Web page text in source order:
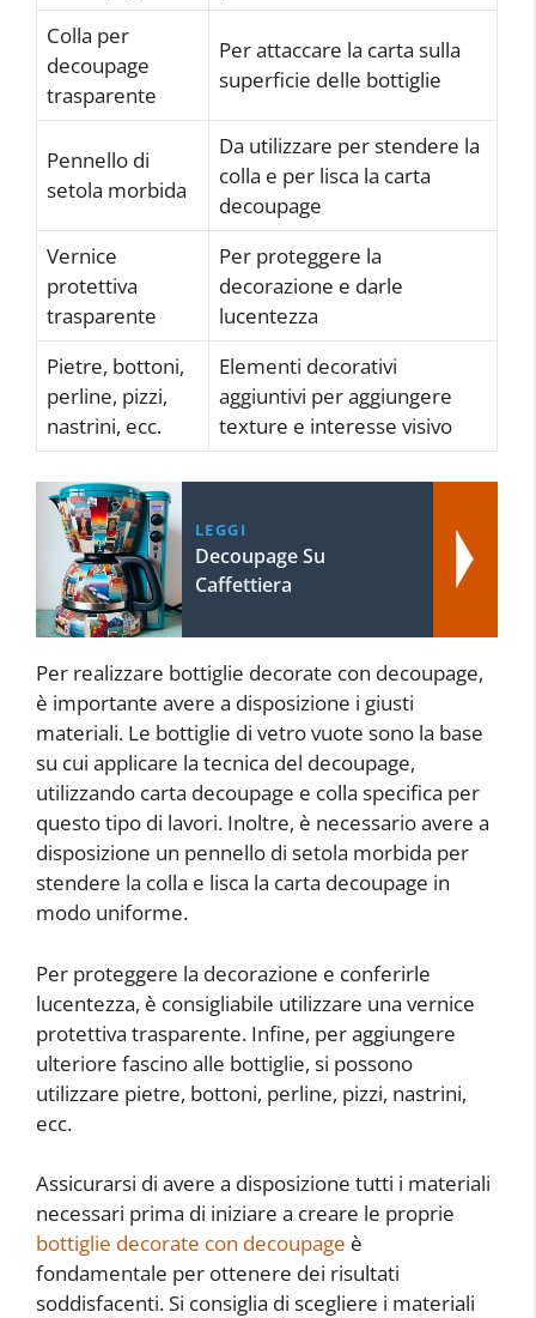
Colla per
decoupage
trasparente
Per attaccare la carta sulla
superficie delle bottiglie
Pennello di
setola morbida
Da utilizzare per stendere la
colla e per lisca la carta
decoupage
Vernice
protettiva
trasparente
Per proteggere la
decorazione e darle
lucentezza
Pietre, bottoni,
perline, pizzi,
nastrini, ecc.
Elementi decorativi
aggiuntivi per aggiungere
texture e interesse visivo
LEGGI
Decoupage Su
Caffettiera
Per realizzare bottiglie decorate con decoupage,
è importante avere a disposizione i giusti
materiali. Le bottiglie di vetro vuote sono la base
su cui applicare la tecnica del decoupage,
utilizzando carta decoupage e colla specifica per
questo tipo di lavori. Inoltre, è necessario avere a
disposizione un pennello di setola morbida per
stendere la colla e lisca la carta decoupage in
modo uniforme.
Per proteggere la decorazione e conferirle
lucentezza, è consigliabile utilizzare una vernice
protettiva trasparente. Infine, per aggiungere
ulteriore fascino alle bottiglie, si possono
utilizzare pietre, bottoni, perline, pizzi, nastrini,
ecc.
Assicurarsi di avere a disposizione tutti i materiali
necessari prima di iniziare a creare le proprie
bottiglie decorate con decoupage è
fondamentale per ottenere dei risultati
soddisfacenti. Si consiglia di scegliere i materiali